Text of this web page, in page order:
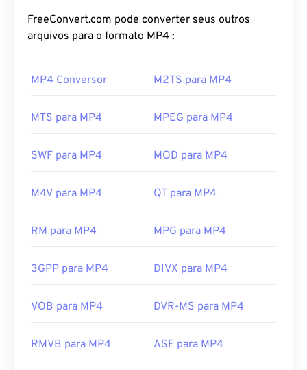
resultando em um arquivo fácil de gerenciar e
armazenar. É também um formato de vídeo
melhores formatos de vídeo disponíveis
Arquivos MP4 abrem no player de vídeo padrão do
arquivo para abri-lo. Não há necessidade de
Windows Media Player
. No Mac, ele abre no
Em alguns dispositivos, principalmente celulares,
MP4 é um contêiner que contém vários tipos de
contêiner (um codec de áudio ou vídeo) não são
FreeConvert.com pode converter seus outros
arquivos para o formato MP4 :
MP4 Conversor M2TS para MP4
MTS para MP4 MPEG para MP4
SWF para MP4 MOD para MP4
M4V para MP4 QT para MP4
RM para MP4 MPG para MP4
3GPP para MP4 DIVX para MP4
VOB para MP4 DVR-MS para MP4
RMVB para MP4 ASF para MP4